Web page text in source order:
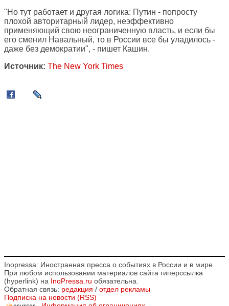
"Но тут работает и другая логика: Путин - попросту
плохой авторитарный лидер, неэффективно
применяющий свою неограниченную власть, и если бы
его сменил Навальный, то в России все бы уладилось -
даже без демократии", - пишет Кашин.
Источник: The New York Times
Inopressa: Иностранная пресса о событиях в России и в мире
При любом использовании материалов сайта гиперссылка
(hyperlink) на InoPressa.ru обязательна.
Обратная связь: редакция / отдел рекламы
Подписка на новости (RSS)